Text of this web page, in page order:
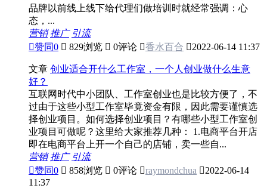
品牌以前线上线下给代理们做培训时就经常强调：心
态，...
营销 推广 引流
赞同0  829浏览  0评论 香水百合 2022-06-14 11:37
文章 创业适合开什么工作室，一个人创业做什么生意
好？
互联网时代中小团队、工作室创业也是比较方便了，不
过由于这些小型工作室毕竟资金有限，因此需要谨慎选
择创业项目。如何选择创业项目？有哪些小型工作室创
业项目可做呢？这里给大家推荐几种： 1.电商平台开店
即在电商平台上开一个自己的店铺，卖一些自...
营销 推广 引流
赞同0  858浏览  0评论 raymondchua 2022-06-14
11:37